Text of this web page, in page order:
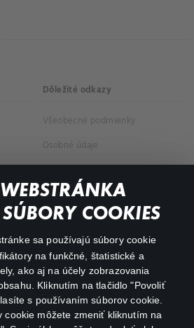
COOKIES
sa používajú súbory cookie
na funkčné, štatistické a
ako aj na účely zobrazovania
Kliknutím na tlačidlo "Povoliť
s používaním súborov cookie.
cookie môžete zmeniť kliknutím na
Dôležité odkazy
Všeobecné podmienky
Osobné údaje